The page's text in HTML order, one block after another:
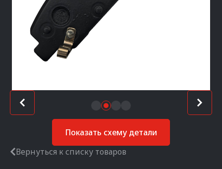
Показать схему детали
Вернуться к списку товаров